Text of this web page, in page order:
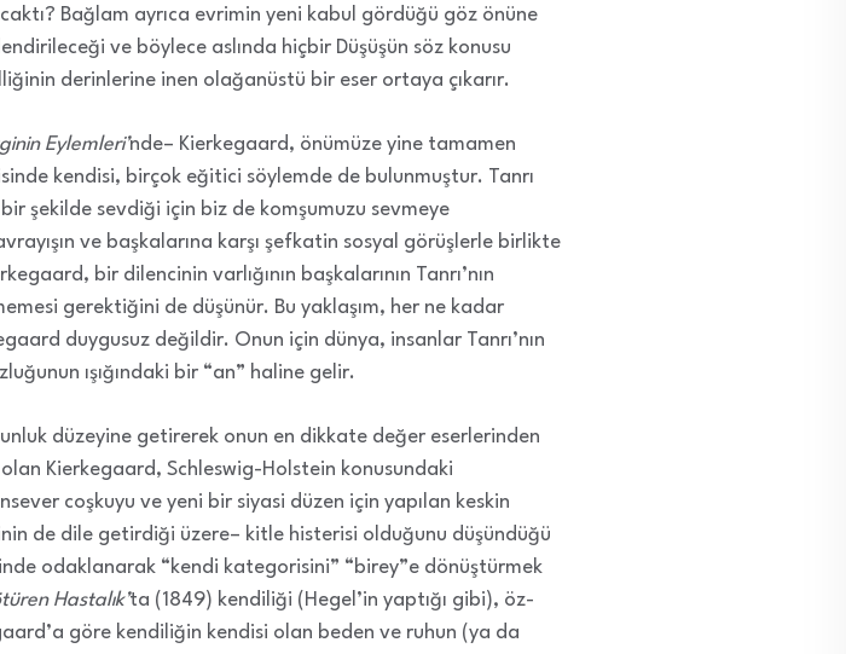
Bağlam ayrıca evrimin yeni kabul gördüğü göz önüne
ve böylece aslında hiçbir Düşüşün söz konusu
derinlerine inen olağanüstü bir eser ortaya çıkarır.
Eylemleri’nde– Kierkegaard, önümüze yine tamamen
kendisi, birçok eğitici söylemde de bulunmuştur. Tanrı
şekilde sevdiği için biz de komşumuzu sevmeye
ve başkalarına karşı şefkatin sosyal görüşlerle birlikte
bir dilencinin varlığının başkalarının Tanrı’nın
gerektiğini de düşünür. Bu yaklaşım, her ne kadar
duygusuz değildir. Onun için dünya, insanlar Tanrı’nın
ışığındaki bir “an” haline gelir.
düzeyine getirerek onun en dikkate değer eserlerinden
Kierkegaard, Schleswig-Holstein konusundaki
coşkuyu ve yeni bir siyasi düzen için yapılan keskin
de dile getirdiği üzere– kitle histerisi olduğunu düşündüğü
odaklanarak “kendi kategorisini” “birey”e dönüştürmek
Hastalık’ta (1849) kendiliği (Hegel’in yaptığı gibi), öz-
göre kendiliğin kendisi olan beden ve ruhun (ya da